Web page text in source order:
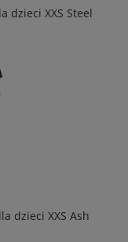
dzieci XXS Steel
dzieci XXS Ash